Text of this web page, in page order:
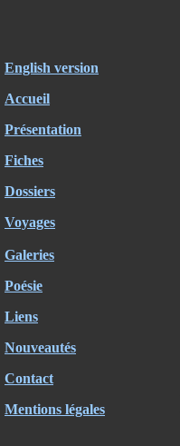
English version
Accueil
Présentation
Fiches
Dossiers
Voyages
Galeries
Poésie
Liens
Nouveautés
Contact
Mentions légales